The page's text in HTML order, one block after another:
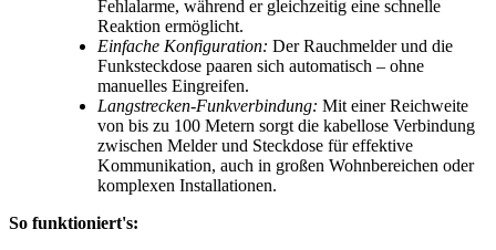
Fehlalarme, während er gleichzeitig eine schnelle
Reaktion ermöglicht.
Einfache Konfiguration: Der Rauchmelder und die
Funksteckdose paaren sich automatisch – ohne
manuelles Eingreifen.
Langstrecken-Funkverbindung: Mit einer Reichweite
von bis zu 100 Metern sorgt die kabellose Verbindung
zwischen Melder und Steckdose für effektive
Kommunikation, auch in großen Wohnbereichen oder
komplexen Installationen.
So funktioniert's: